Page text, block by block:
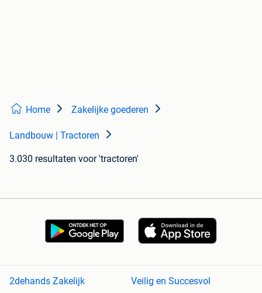
Home Zakelijke goederen
Landbouw | Tractoren
3.030 resultaten voor 'tractoren'
2dehands Zakelijk
Veilig en Succesvol